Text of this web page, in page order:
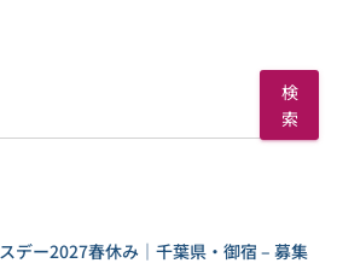
検
索
デー2027春休み｜千葉県・御宿 – 募集